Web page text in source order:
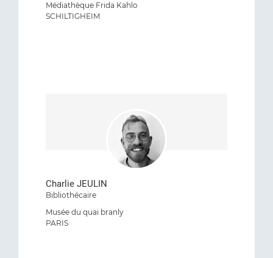
Médiathèque Frida Kahlo
SCHILTIGHEIM
Charlie JEULIN
Bibliothécaire
Musée du quai branly
PARIS